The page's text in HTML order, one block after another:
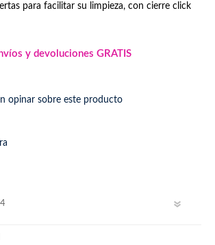
para facilitar su limpieza, con cierre click
y devoluciones GRATIS
opinar sobre este producto